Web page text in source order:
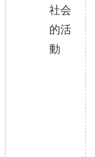
社会
的活
動